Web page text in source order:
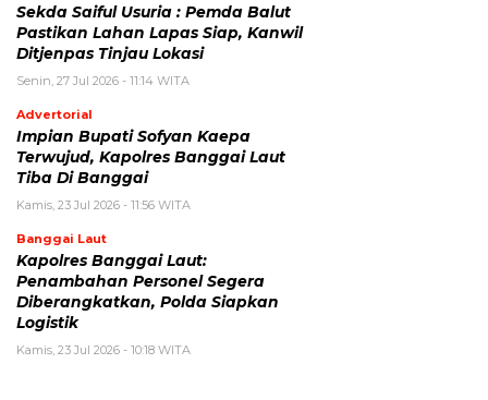
Sekda Saiful Usuria : Pemda Balut
Pastikan Lahan Lapas Siap, Kanwil
Ditjenpas Tinjau Lokasi
Senin, 27 Jul 2026 - 11:14 WITA
Advertorial
Impian Bupati Sofyan Kaepa
Terwujud, Kapolres Banggai Laut
Tiba Di Banggai
Kamis, 23 Jul 2026 - 11:56 WITA
Banggai Laut
Kapolres Banggai Laut:
Penambahan Personel Segera
Diberangkatkan, Polda Siapkan
Logistik
Kamis, 23 Jul 2026 - 10:18 WITA